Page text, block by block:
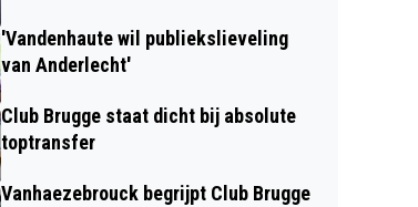
'Vandenhaute wil publiekslieveling
van Anderlecht'
Club Brugge staat dicht bij absolute
toptransfer
Vanhaezebrouck begrijpt Club Brugge